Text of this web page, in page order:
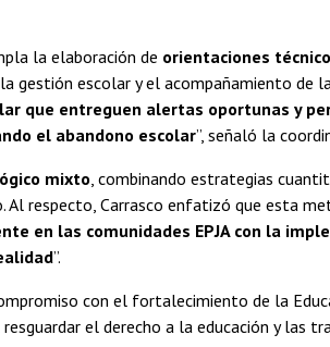
la elaboración de orientaciones
gestión escolar y el acompañamiento de
que entreguen alertas oportunas y
el abandono escolar”, señaló la
mixto , combinando estrategias
respecto, Carrasco enfatizó que esta
en las comunidades EPJA con la
”.
con el fortalecimiento de la
el derecho a la educación y las